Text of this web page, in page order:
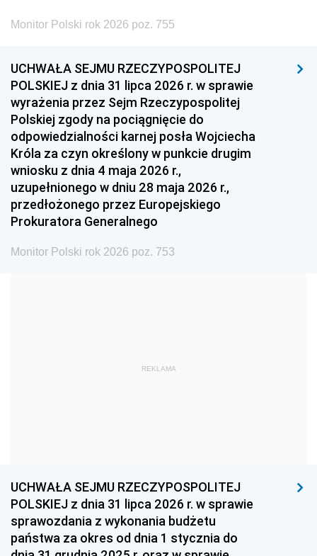
1996 1995 1994
1993 1992 1991
1990 1989
1987 1986 1985
1984 1983
1981 1980 1979
1978 1977
1975 1974
1959
1939 1938 1937
1936 1930
Monitor Polski rok 2026 poz. 755
UCHWAŁA SEJMU RZECZYPOSPOLITEJ
POLSKIEJ z dnia 31 lipca 2026 r. w sprawie
wyrażenia przez Sejm Rzeczypospolitej
Polskiej zgody na pociągnięcie do
odpowiedzialności karnej posła Wojciecha
Króla za czyn określony w punkcie drugim
wniosku z dnia 4 maja 2026 r.,
uzupełnionego w dniu 28 maja 2026 r.,
przedłożonego przez Europejskiego
Prokuratora Generalnego
Monitor Polski rok 2026 poz. 753
REKLAMA
UCHWAŁA SEJMU RZECZYPOSPOLITEJ
POLSKIEJ z dnia 31 lipca 2026 r. w sprawie
sprawozdania z wykonania budżetu
państwa za okres od dnia 1 stycznia do